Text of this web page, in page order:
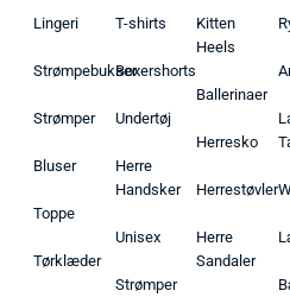
Lingeri
Strømpebukser
Strømper
Bluser
Toppe
Tørklæder
T-shirts
Boxershorts
Undertøj
Herre
Handsker
Unisex
Strømper
Kitten
Heels
Ballerinaer
Herresko
Herrestøvler
Herre
Sandaler